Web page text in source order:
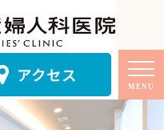
MENU
アクセス